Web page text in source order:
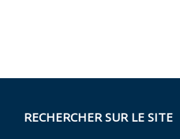
RECHERCHER SUR LE SITE